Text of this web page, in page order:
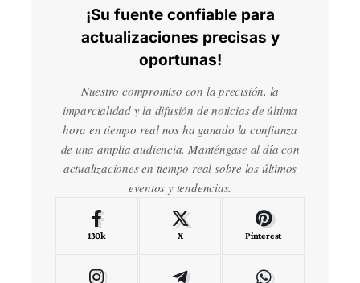
¡Su fuente confiable para
actualizaciones precisas y
oportunas!
Nuestro compromiso con la precisión, la
imparcialidad y la difusión de noticias de última
hora en tiempo real nos ha ganado la confianza
de una amplia audiencia. Manténgase al día con
actualizaciones en tiempo real sobre los últimos
eventos y tendencias.
130k X Pinterest